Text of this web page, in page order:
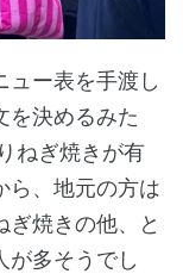
ュー表を手渡し
を決めるみた
ねぎ焼きが有
ら、地元の方は
ぎ焼きの他、と
が多そうでし